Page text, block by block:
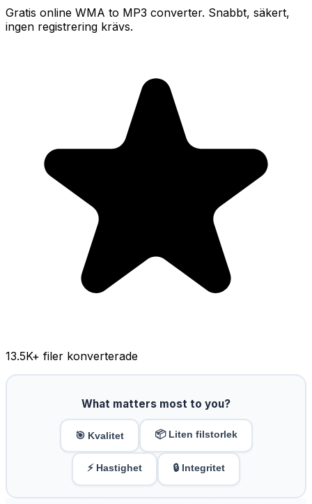
Gratis online WMA to MP3 converter. Snabbt, säkert,
ingen registrering krävs.
13.5K+ filer konverterade
What matters most to you?
🎯 Kvalitet 📦 Liten filstorlek
⚡ Hastighet 🔒 Integritet